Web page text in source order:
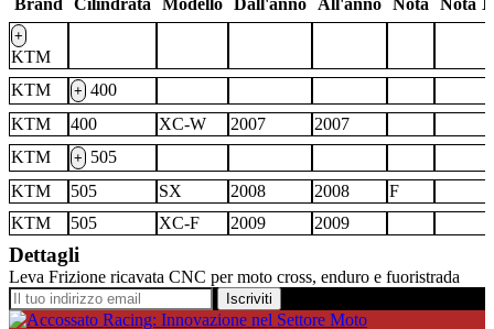
Brand Cilindrata Modello Dall'anno All'anno Nota Nota 1
+
KTM
KTM
+ 400
KTM
400 XC-W 2007
2007
KTM
+ 505
KTM
505 SX 2008 2008
F
KTM
505 XC-F 2009 2009
Dettagli
Leva Frizione ricavata CNC per moto cross, enduro e fuoristrada
Iscriviti